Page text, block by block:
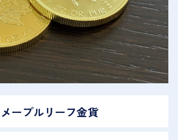
メープルリーフ金貨